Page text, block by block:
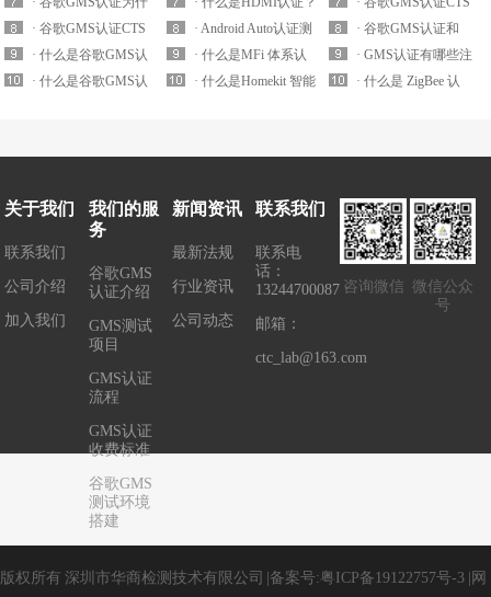
系？申请GMS认证必
须要协议吗？
么要去3PL实验室测
试？
· 谷歌GMS认证CTS
测试之GTS测试有什
么区别？
· 什么是谷歌GMS认
证MADA协议？
· 什么是谷歌GMS认
证有什么处罚？
HDMI认证测试要求
有哪些？
· Android Auto认证测
试内容有哪些？
· 什么是MFi 体系认
证？
· 什么是Homekit 智能
测试流程
· 谷歌GMS认证和
MADA协议有什么关
系？申请GMS认证必
· GMS认证有哪些注
意事项 ？
· 什么是 ZigBee 认
关于我们
联系我们
公司介绍
加入我们
我们的服
务
谷歌GMS
认证介绍
GMS测试
项目
GMS认证
流程
GMS认证
收费标准
谷歌GMS
测试环境
搭建
新闻资讯
最新法规
行业资讯
公司动态
联系我们
联系电
话：
13244700087
邮箱：
ctc_lab@163.com
咨询微信 微信公众
号
版权所有 深圳市华商检测技术有限公司 备案号: 粤ICP备19122757号-3 网